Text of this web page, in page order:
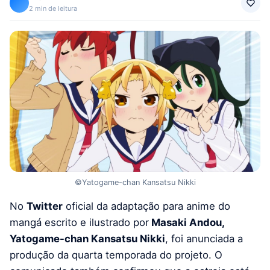
2 min de leitura
©Yatogame-chan Kansatsu Nikki
No Twitter oficial da adaptação para anime do
mangá escrito e ilustrado por Masaki Andou,
Yatogame-chan Kansatsu Nikki, foi anunciada a
produção da quarta temporada do projeto. O